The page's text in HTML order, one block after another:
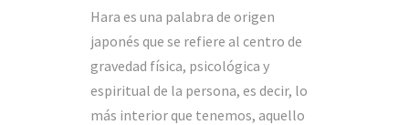
Hara es una palabra de origen
japonés que se refiere al centro de
gravedad física, psicológica y
espiritual de la persona, es decir, lo
más interior que tenemos, aquello